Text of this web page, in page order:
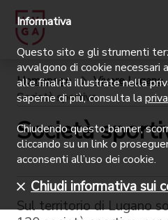
Homepage Vivere Lugano
Società sportive
Società
Sul territorio di Lugano
Informativa
Questo sito e gli strumenti
avvalgono di cookie necessari
alle finalità illustrate nella
saperne di più, consulta la
Chiudendo questo banner,
cliccando su un link o
acconsenti all’uso dei cookie.
Chiudi informativa sui